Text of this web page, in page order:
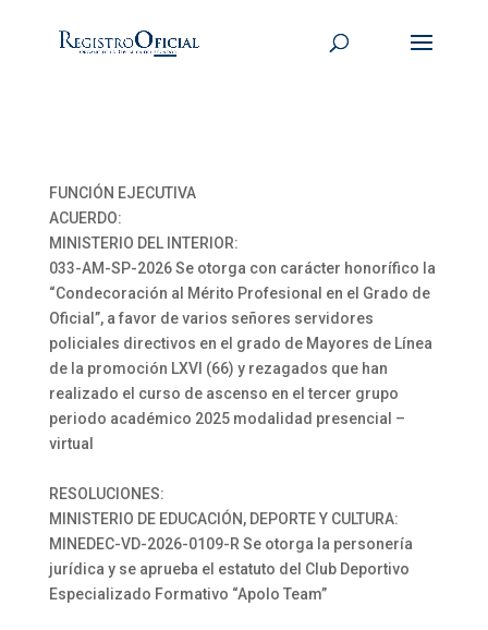
FUNCIÓN EJECUTIVA
ACUERDO:
MINISTERIO DEL INTERIOR:
033-AM-SP-2026 Se otorga con carácter honorífico la
“Condecoración al Mérito Profesional en el Grado de
Oficial”, a favor de varios señores servidores
policiales directivos en el grado de Mayores de Línea
de la promoción LXVI (66) y rezagados que han
realizado el curso de ascenso en el tercer grupo
periodo académico 2025 modalidad presencial –
virtual
RESOLUCIONES:
MINISTERIO DE EDUCACIÓN, DEPORTE Y CULTURA:
MINEDEC-VD-2026-0109-R Se otorga la personería
jurídica y se aprueba el estatuto del Club Deportivo
Especializado Formativo “Apolo Team”